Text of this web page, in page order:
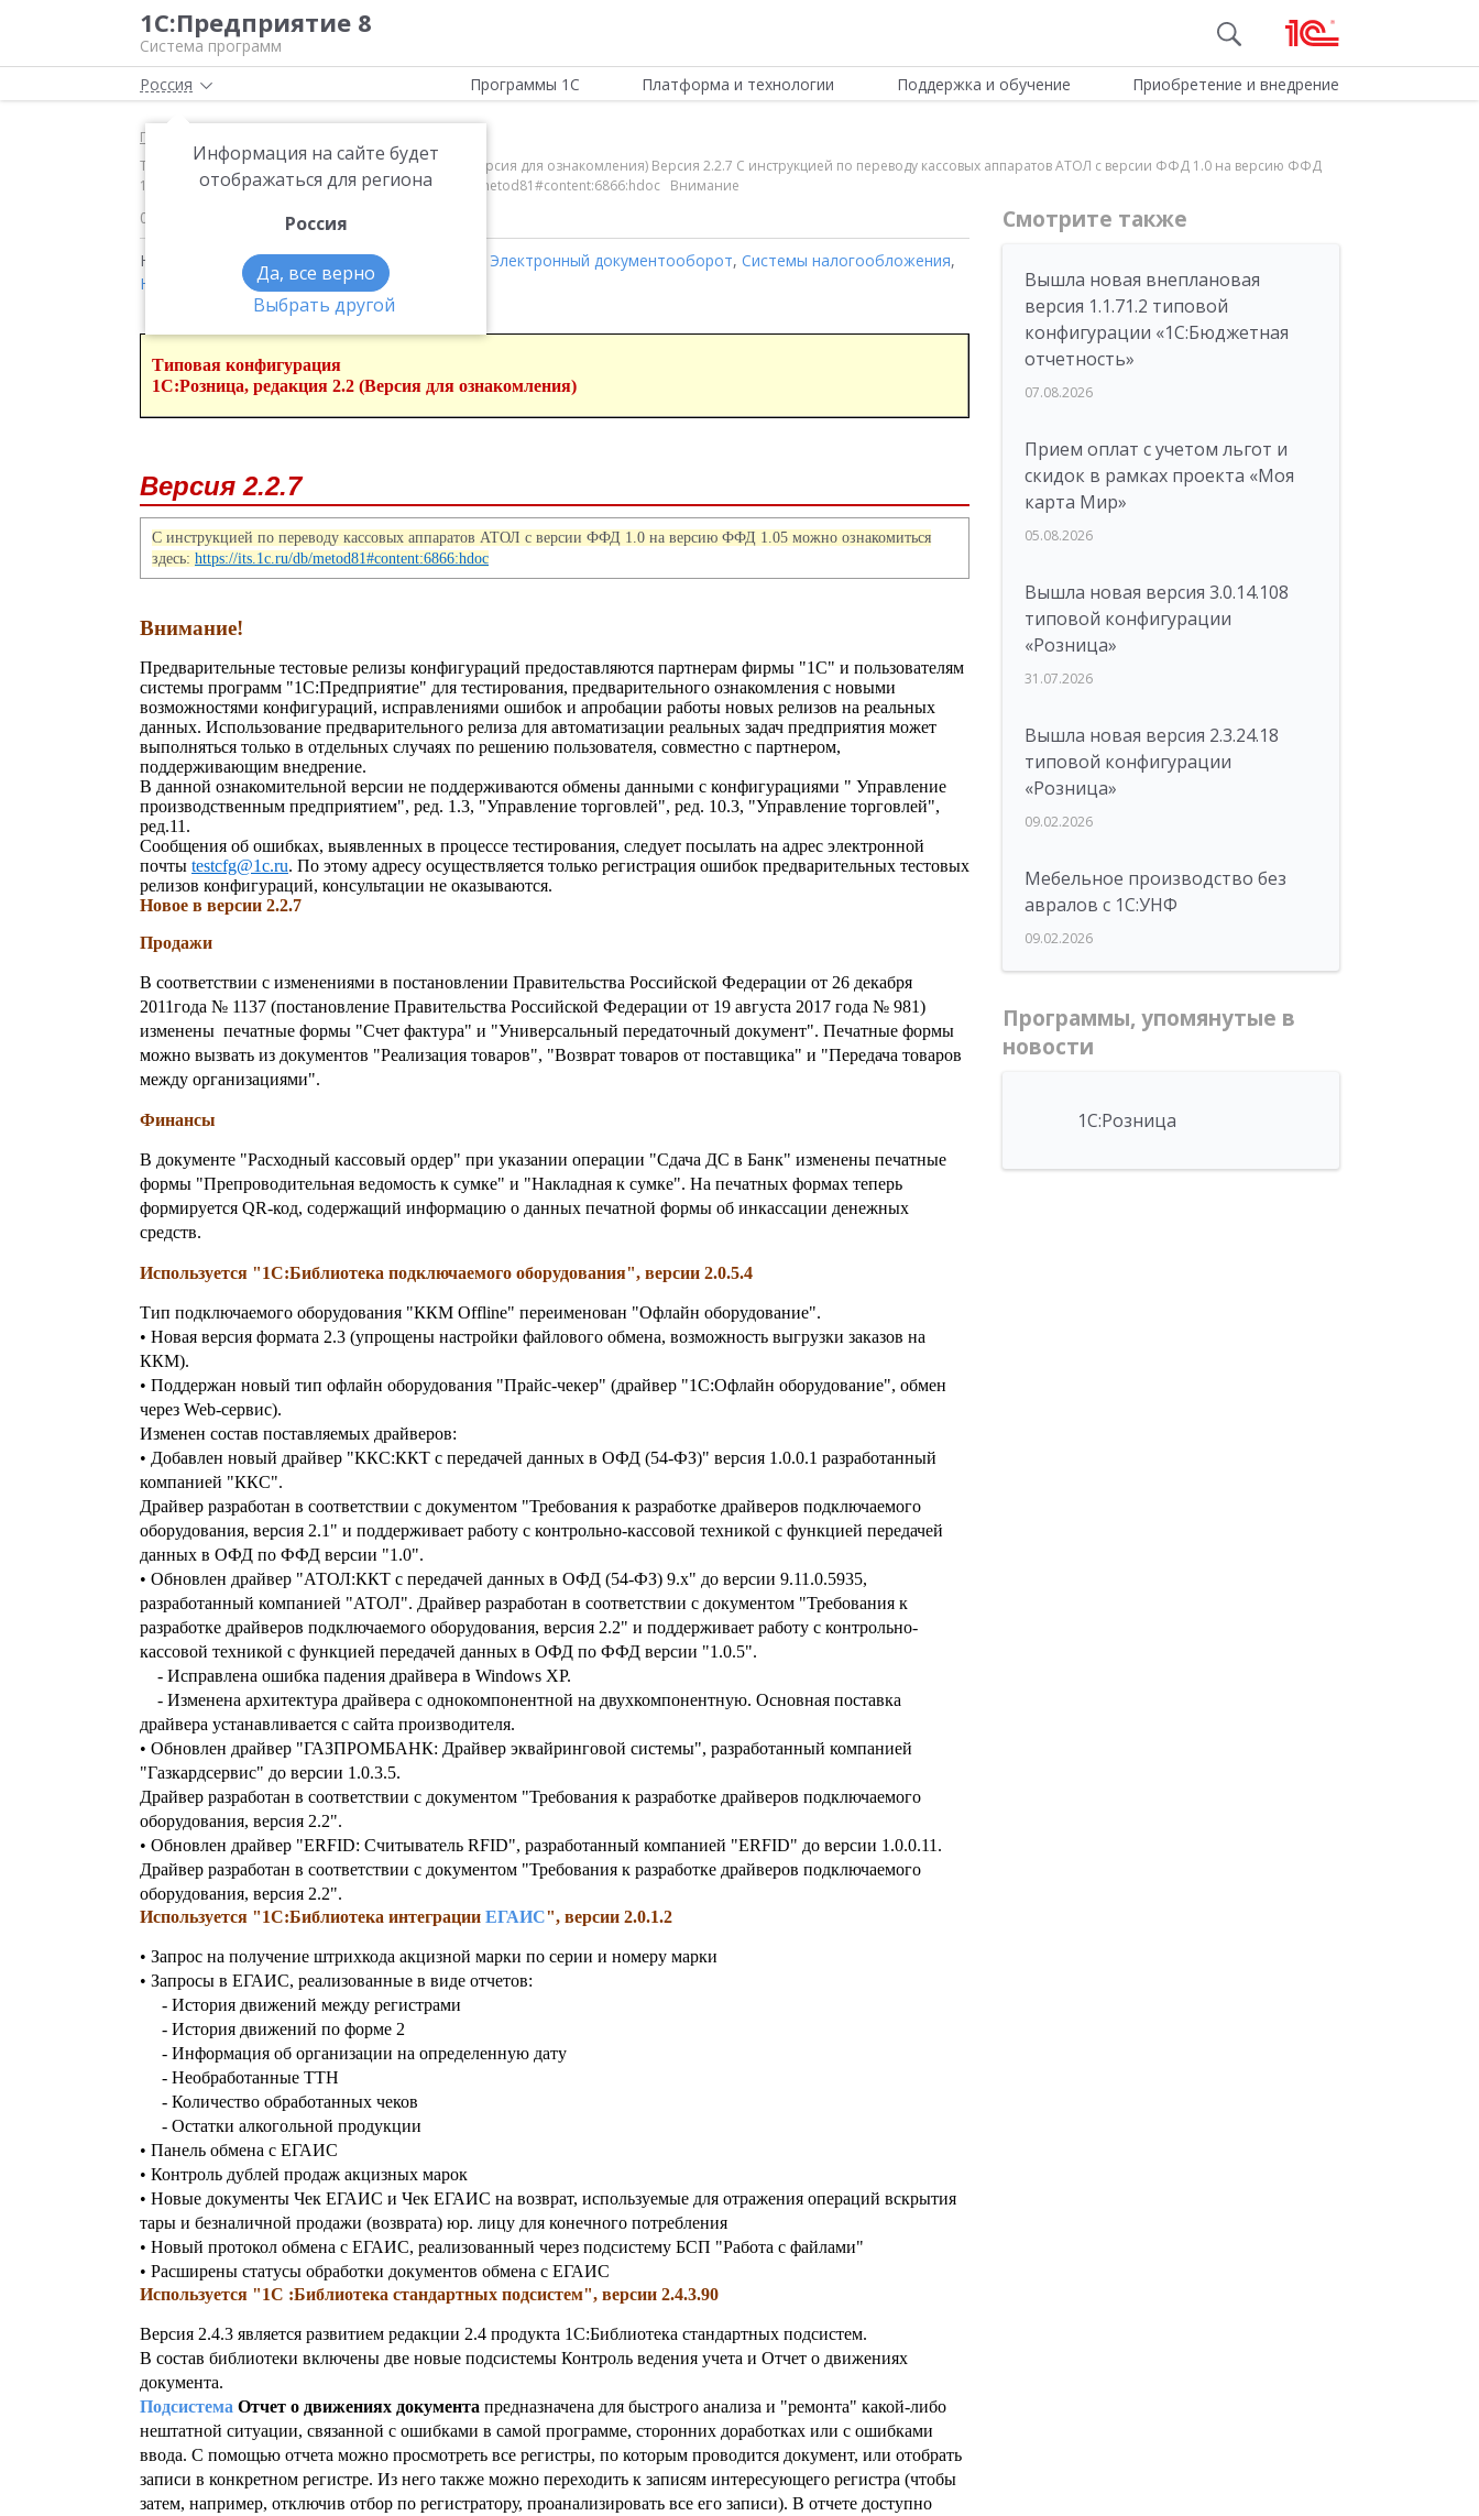
1С:Предприятие 8
Система программ
Россия
Информация на сайте будет
отображаться для региона
Россия
Да, все верно
Выбрать другой
Программы 1С Платформа и технологии Поддержка и обучение Приобретение и внедрение
Главная
Типовая конфигурация1С:Розница, редакция 2.2 (Версия для ознакомления) Версия 2.2.7 С инструкцией по переводу кассовых аппаратов АТОЛ с версии ФФД 1.0 на версию ФФД
1.05 можно ознакомиться здесь: https://its.1c.ru/db/metod81#content:6866:hdoc Внимание
06.10.2017
Новости на тему:1С:Розница,Налоги Электронный документооборот, Системы налогообложения,
НДС
Типовая конфигурация
1С:Розница, редакция 2.2 (Версия для ознакомления)
Версия 2.2.7
С инструкцией по переводу кассовых аппаратов АТОЛ с версии ФФД 1.0 на версию ФФД 1.05 можно ознакомиться
здесь: https://its.1c.ru/db/metod81#content:6866:hdoc
Внимание!
Предварительные тестовые релизы конфигураций предоставляются партнерам фирмы "1С" и пользователям
системы программ "1С:Предприятие" для тестирования, предварительного ознакомления с новыми
возможностями конфигураций, исправлениями ошибок и апробации работы новых релизов на реальных
данных. Использование предварительного релиза для автоматизации реальных задач предприятия может
выполняться только в отдельных случаях по решению пользователя, совместно с партнером,
поддерживающим внедрение.
В данной ознакомительной версии не поддерживаются обмены данными с конфигурациями " Управление
производственным предприятием", ред. 1.3, "Управление торговлей", ред. 10.3, "Управление торговлей",
ред.11.
Сообщения об ошибках, выявленных в процессе тестирования, следует посылать на адрес электронной
почты testcfg@1c.ru. По этому адресу осуществляется только регистрация ошибок предварительных тестовых
релизов конфигураций, консультации не оказываются.
Новое в версии 2.2.7
Продажи
В соответствии с изменениями в постановлении Правительства Российской Федерации от 26 декабря
2011года № 1137 (постановление Правительства Российской Федерации от 19 августа 2017 года № 981)
изменены печатные формы "Счет фактура" и "Универсальный передаточный документ". Печатные формы
можно вызвать из документов "Реализация товаров", "Возврат товаров от поставщика" и "Передача товаров
между организациями".
Финансы
В документе "Расходный кассовый ордер" при указании операции "Сдача ДС в Банк" изменены печатные
формы "Препроводительная ведомость к сумке" и "Накладная к сумке". На печатных формах теперь
формируется QR-код, содержащий информацию о данных печатной формы об инкассации денежных
средств.
Используется "1С:Библиотека подключаемого оборудования", версии 2.0.5.4
Тип подключаемого оборудования "ККМ Offline" переименован "Офлайн оборудование".
• Новая версия формата 2.3 (упрощены настройки файлового обмена, возможность выгрузки заказов на
ККМ).
• Поддержан новый тип офлайн оборудования "Прайс-чекер" (драйвер "1С:Офлайн оборудование", обмен
через Web-сервис).
Изменен состав поставляемых драйверов:
• Добавлен новый драйвер "ККС:ККТ с передачей данных в ОФД (54-ФЗ)" версия 1.0.0.1 разработанный
компанией "ККС".
Драйвер разработан в соответствии с документом "Требования к разработке драйверов подключаемого
оборудования, версия 2.1" и поддерживает работу с контрольно-кассовой техникой с функцией передачей
данных в ОФД по ФФД версии "1.0".
• Обновлен драйвер "АТОЛ:ККТ с передачей данных в ОФД (54-ФЗ) 9.х" до версии 9.11.0.5935,
разработанный компанией "АТОЛ". Драйвер разработан в соответствии с документом "Требования к
разработке драйверов подключаемого оборудования, версия 2.2" и поддерживает работу с контрольно-
кассовой техникой с функцией передачей данных в ОФД по ФФД версии "1.0.5".
- Исправлена ошибка падения драйвера в Windows XP.
- Изменена архитектура драйвера с однокомпонентной на двухкомпонентную. Основная поставка
драйвера устанавливается с сайта производителя.
• Обновлен драйвер "ГАЗПРОМБАНК: Драйвер эквайринговой системы", разработанный компанией
"Газкардcервис" до версии 1.0.3.5.
Драйвер разработан в соответствии с документом "Требования к разработке драйверов подключаемого
оборудования, версия 2.2".
• Обновлен драйвер "ERFID: Считыватель RFID", разработанный компанией "ERFID" до версии 1.0.0.11.
Драйвер разработан в соответствии с документом "Требования к разработке драйверов подключаемого
оборудования, версия 2.2".
Используется "1С:Библиотека интеграции ЕГАИС", версии 2.0.1.2
• Запрос на получение штрихкода акцизной марки по серии и номеру марки
• Запросы в ЕГАИС, реализованные в виде отчетов:
- История движений между регистрами
- История движений по форме 2
- Информация об организации на определенную дату
- Необработанные ТТН
- Количество обработанных чеков
- Остатки алкогольной продукции
• Панель обмена с ЕГАИС
• Контроль дублей продаж акцизных марок
• Новые документы Чек ЕГАИС и Чек ЕГАИС на возврат, используемые для отражения операций вскрытия
тары и безналичной продажи (возврата) юр. лицу для конечного потребления
• Новый протокол обмена с ЕГАИС, реализованный через подсистему БСП "Работа с файлами"
• Расширены статусы обработки документов обмена с ЕГАИС
Используется "1C :Библиотека стандартных подсистем", версии 2.4.3.90
Версия 2.4.3 является развитием редакции 2.4 продукта 1С:Библиотека стандартных подсистем.
В состав библиотеки включены две новые подсистемы Контроль ведения учета и Отчет о движениях
документа.
Подсистема Отчет о движениях документа предназначена для быстрого анализа и "ремонта" какой-либо
нештатной ситуации, связанной с ошибками в самой программе, сторонних доработках или с ошибками
ввода. С помощью отчета можно просмотреть все регистры, по которым проводится документ, или отобрать
записи в конкретном регистре. Из него также можно переходить к записям интересующего регистра (чтобы
затем, например, отключив отбор по регистратору, проанализировать все его записи). В отчете доступно
Смотрите также
Вышла новая внеплановая
версия 1.1.71.2 типовой
конфигурации «1C:Бюджетная
отчетность»
07.08.2026
Прием оплат с учетом льгот и
скидок в рамках проекта «Моя
карта Мир»
05.08.2026
Вышла новая версия 3.0.14.108
типовой конфигурации
«Розница»
31.07.2026
Вышла новая версия 2.3.24.18
типовой конфигурации
«Розница»
09.02.2026
Мебельное производство без
авралов с 1С:УНФ
09.02.2026
Программы, упомянутые в
новости
1С:Розница